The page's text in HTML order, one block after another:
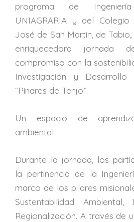
programa de
UNIAGRARIA y del Colegio
José de San Martín, de
enriquecedora jornada
compromiso con la
Investigación y Desarrollo
“Pinares de Tenjo”.
Un espacio de
ambiental
Durante la jornada, los
la pertinencia de la
marco de los pilares
Sustentabilidad Ambiental,
Regionalización. A través de